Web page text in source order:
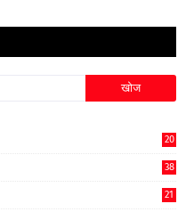
20
38
21